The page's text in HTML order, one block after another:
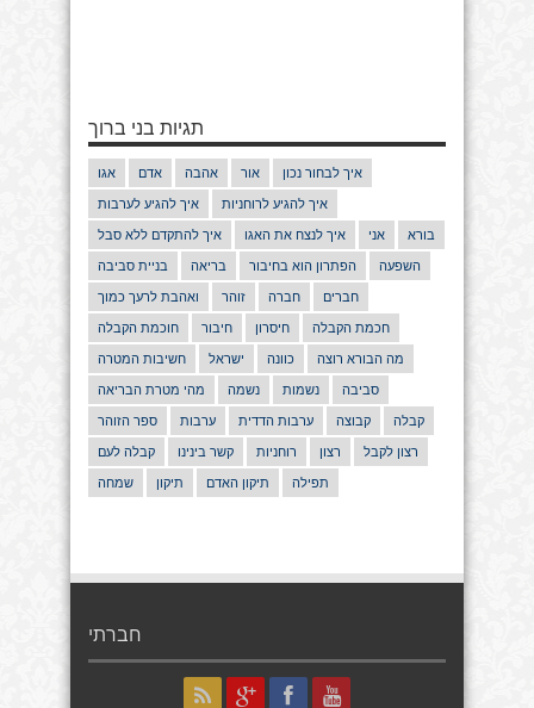
תגיות בני ברוך
אגו אדם אהבה אור איך לבחור נכון
איך להגיע לערבות איך להגיע לרוחניות
איך להתקדם ללא סבל איך לנצח את האגו אני בורא
בניית סביבה בריאה הפתרון הוא בחיבור השפעה
ואהבת לרעך כמוך זוהר חברה חברים
חוכמת הקבלה חיבור חיסרון חכמת הקבלה
חשיבות המטרה ישראל כוונה מה הבורא רוצה
מהי מטרת הבריאה נשמה נשמות סביבה
ספר הזוהר ערבות ערבות הדדית קבוצה קבלה
קבלה לעם קשר בינינו רוחניות רצון רצון לקבל
שמחה תיקון תיקון האדם תפילה
חברתי